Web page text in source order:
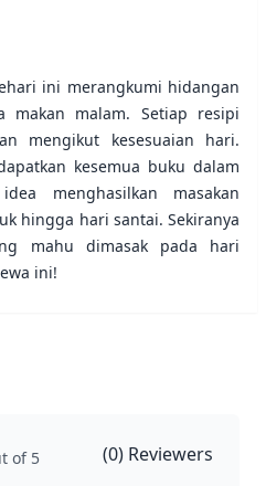
ini merangkumi hidangan
makan malam. Setiap resipi
mengikut kesesuaian hari.
kesemua buku dalam
menghasilkan masakan
hingga hari santai. Sekiranya
mahu dimasak pada hari
ini!
of 5 (0) Reviewers